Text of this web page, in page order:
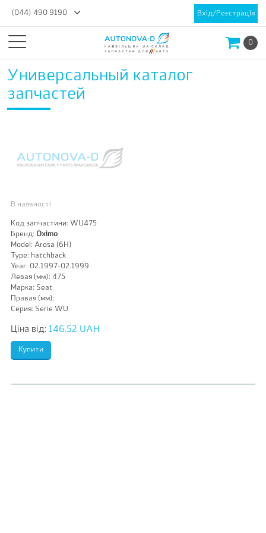
(044) 490 9190 Вхід/Реєстрація
0
Универсальный каталог
запчастей
В наявності
Код запчастини: WU475
Бренд: Oximo
Model: Arosa (6H)
Type: hatchback
Year: 02.1997-02.1999
Левая (мм): 475
Марка: Seat
Правая (мм):
Серия: Serie WU
Ціна від: 146.52 UAH